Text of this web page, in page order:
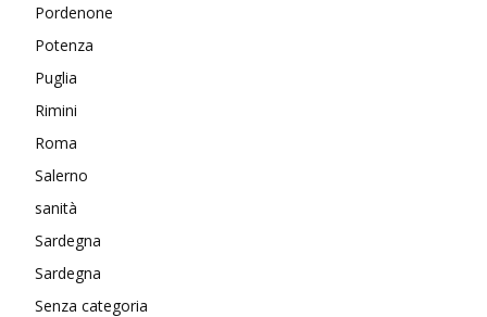
Pordenone
Potenza
Puglia
Rimini
Roma
Salerno
sanità
Sardegna
Sardegna
Senza categoria